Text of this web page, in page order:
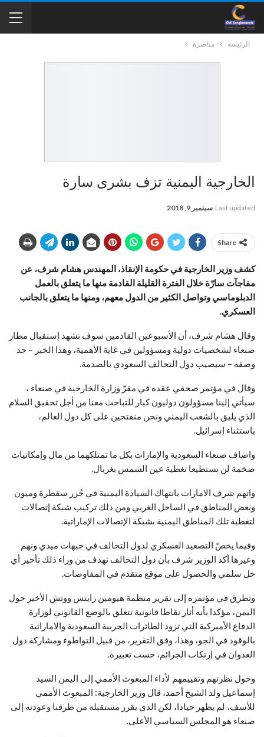
الرئيسة مناصرة
الخارجية اليمنية تزف بشرى سارة
Last updated سبتمبر 9, 2018
Share
كشف وزير الخارجية في حكومة الإنقاذ، المهندس هشام شرف، عن
مفاجآت سارّة خلال الفترة القليلة القادمة منها ما يتعلق بالعمل
الدبلوماسي وتواصل الكثير من الدول معهم، ومنها ما يتعلق بالجانب
العسكري.
وقال هشام شرف، أن الأسبوعين القادمين سوف تشهد إستقبال مطار
صنعاء لشخصيات دولية ومسؤولين في غاية الأهمية، وهذا الخبر – حد
وصفه – سيصيب دول التحالف السعودي بالصدمة.
وقال في مؤتمر صحفي عقده في مقرّ وزارة الخارجية في صنعاء ،
سيأتي إلينا مسؤولون دوليون كبار للتباحث معنا من أجل تحقيق السلام
الذي يليق بالشعب اليمني ونحن منفتحين على كل دول العالم،
باستثناء إسرائيل.
واضاف صنعاء السعودية والإمارات بكل ما تمتلكهما من مال وإمكانيات
ضخمة لن تستطيعا تغطية عين الشمس بغربال.
واتهم شرف الامارات بانتهاك السيادة اليمنية في جُزر سقطرة وميون
وبعض المناطق في الساحل الغربي ومن ذلك تركيب شبكة إتصالات
لتغطية تلك المناطق اليمنية بشبكة الإتصالات الإماراتية.
وفيما يخصّ التصعيد العسكري لدول التحالف في جبهات ميدي ونهم
وغيرها أكد الوزير شرف بأن دول التحالف تهدف من وراء ذلك تأخير أي
حل سلمي والحصول على موقع متقدم في المفاوضات.
وتطرق في مؤتمره إلى تقرير منظمة هيومين رايتس ووتش الأخير حول
اليمن، مؤكدا بأنه أثار نقاطا قانونية تتعلق بالوضع القانوني لوزارة
الدفاع الأميركية التي تزود الطائرات الحربية السعودية والاماراتية
بالوقود في الجو، وهذا، وفق التقرير، من قبيل التواطوء ومشاركة دول
العدوان في إرتكاب الجرائم، حسب تعبيره.
وحول نظرتهم وتقييمهم لأداء المبعوث الأممي إلى اليمن السيد
إسماعيل ولد الشيخ أحمد، قال وزير الخارجية: المبعوث الأممي
للأسف، لم يظهر حيادا، لكن الذي يقرر مستقبله من طرفنا وعودته إلى
صنعاء هو المجلس السياسي الأعلى.